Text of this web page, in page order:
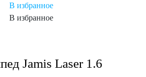
В избранное
В избранное
Jamis Laser 1.6